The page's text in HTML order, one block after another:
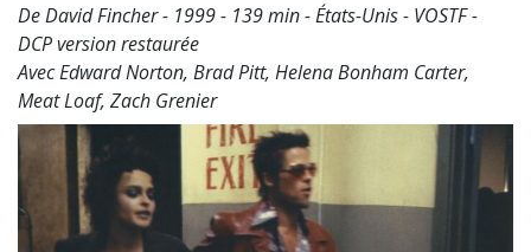
De David Fincher - 1999 - 139 min - États-Unis - VOSTF -
DCP version restaurée
Avec Edward Norton, Brad Pitt, Helena Bonham Carter,
Meat Loaf, Zach Grenier